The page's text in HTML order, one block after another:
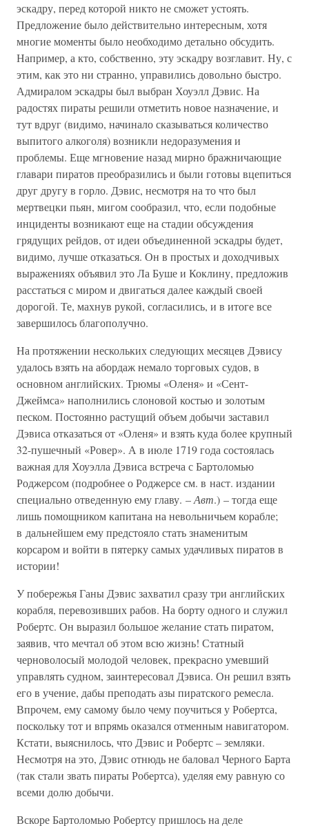
эскадру, перед которой никто не сможет устоять.
Предложение было действительно интересным, хотя
многие моменты было необходимо детально обсудить.
Например, а кто, собственно, эту эскадру возглавит. Ну, с
этим, как это ни странно, управились довольно быстро.
Адмиралом эскадры был выбран Хоуэлл Дэвис. На
радостях пираты решили отметить новое назначение, и
тут вдруг (видимо, начинало сказываться количество
выпитого алкоголя) возникли недоразумения и
проблемы. Еще мгновение назад мирно бражничающие
главари пиратов преобразились и были готовы вцепиться
друг другу в горло. Дэвис, несмотря на то что был
мертвецки пьян, мигом сообразил, что, если подобные
инциденты возникают еще на стадии обсуждения
грядущих рейдов, от идеи объединенной эскадры будет,
видимо, лучше отказаться. Он в простых и доходчивых
выражениях объявил это Ла Буше и Коклину, предложив
расстаться с миром и двигаться далее каждый своей
дорогой. Те, махнув рукой, согласились, и в итоге все
завершилось благополучно.
На протяжении нескольких следующих месяцев Дэвису
удалось взять на абордаж немало торговых судов, в
основном английских. Трюмы «Оленя» и «Сент-
Джеймса» наполнились слоновой костью и золотым
песком. Постоянно растущий объем добычи заставил
Дэвиса отказаться от «Оленя» и взять куда более крупный
32-пушечный «Ровер». А в июле 1719 года состоялась
важная для Хоуэлла Дэвиса встреча с Бартоломью
Роджерсом (подробнее о Роджерсе см. в наст. издании
специально отведенную ему главу. –Авт.) – тогда еще
лишь помощником капитана на невольничьем корабле;
в дальнейшем ему предстояло стать знаменитым
корсаром и войти в пятерку самых удачливых пиратов в
истории!
У побережья Ганы Дэвис захватил сразу три английских
корабля, перевозивших рабов. На борту одного и служил
Робертс. Он выразил большое желание стать пиратом,
заявив, что мечтал об этом всю жизнь! Статный
черноволосый молодой человек, прекрасно умевший
управлять судном, заинтересовал Дэвиса. Он решил взять
его в учение, дабы преподать азы пиратского ремесла.
Впрочем, ему самому было чему поучиться у Робертса,
поскольку тот и впрямь оказался отменным навигатором.
Кстати, выяснилось, что Дэвис и Робертс – земляки.
Несмотря на это, Дэвис отнюдь не баловал Черного Барта
(так стали звать пираты Робертса), уделяя ему равную со
всеми долю добычи.
Вскоре Бартоломью Робертсу пришлось на деле